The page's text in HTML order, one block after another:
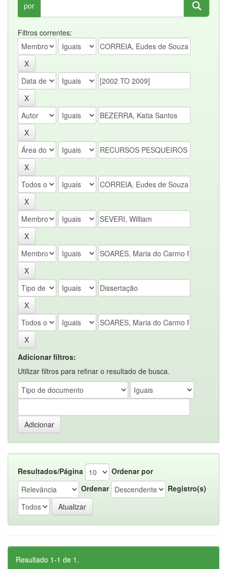
por
Filtros correntes:
Adicionar filtros:
Utilizar filtros para refinar o resultado de busca.
Resultados/Página
Ordenar por
Ordenar
Registro(s)
Resultado 1-1 de 1.